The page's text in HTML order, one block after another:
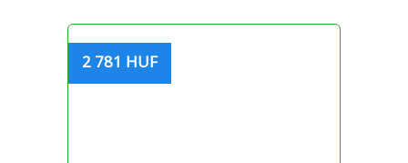
2 781 HUF